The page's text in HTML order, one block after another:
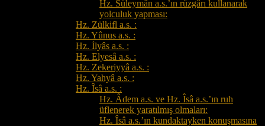
Hz. Süleymân a.s.’ın rüzgârı kullanarak
yolculuk yapması:
Hz. Zülkifl a.s. :
Hz. Yûnus a.s. :
Hz. İlyâs a.s. :
Hz. Elyesâ a.s. :
Hz. Zekeriyyâ a.s. :
Hz. Yahyâ a.s. :
Hz. Îsâ a.s. :
Hz. Âdem a.s. ve Hz. Îsâ a.s.’ın ruh
üflenerek yaratılmış olmaları:
Hz. Îsâ a.s.’ın kundaktayken konuşmasına